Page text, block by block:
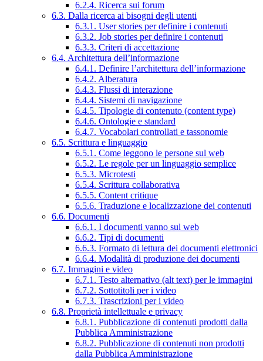
6.2.4. Ricerca sui forum
6.3. Dalla ricerca ai bisogni degli utenti
6.3.1. User stories per definire i contenuti
6.3.2. Job stories per definire i contenuti
6.3.3. Criteri di accettazione
6.4. Architettura dell’informazione
6.4.1. Definire l’architettura dell’informazione
6.4.2. Alberatura
6.4.3. Flussi di interazione
6.4.4. Sistemi di navigazione
6.4.5. Tipologie di contenuto (content type)
6.4.6. Ontologie e standard
6.4.7. Vocabolari controllati e tassonomie
6.5. Scrittura e linguaggio
6.5.1. Come leggono le persone sul web
6.5.2. Le regole per un linguaggio semplice
6.5.3. Microtesti
6.5.4. Scrittura collaborativa
6.5.5. Content critique
6.5.6. Traduzione e localizzazione dei contenuti
6.6. Documenti
6.6.1. I documenti vanno sul web
6.6.2. Tipi di documenti
6.6.3. Formato di lettura dei documenti elettronici
6.6.4. Modalità di produzione dei documenti
6.7. Immagini e video
6.7.1. Testo alternativo (alt text) per le immagini
6.7.2. Sottotitoli per i video
6.7.3. Trascrizioni per i video
6.8. Proprietà intellettuale e privacy
6.8.1. Pubblicazione di contenuti prodotti dalla
Pubblica Amministrazione
6.8.2. Pubblicazione di contenuti non prodotti
dalla Pubblica Amministrazione